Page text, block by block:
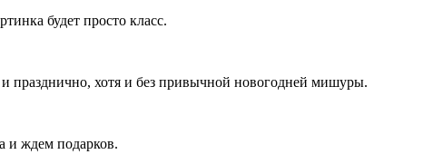
будет просто класс.
празднично, хотя и без привычной новогодней мишуры.
и ждем подарков.